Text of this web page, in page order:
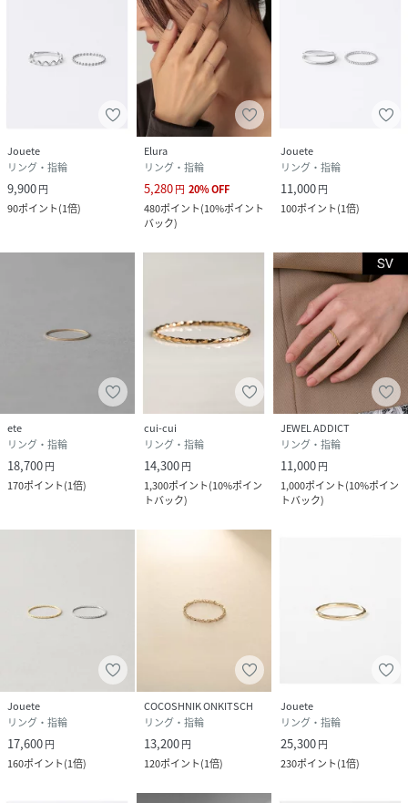
Jouete
リング・指輪
9,900円
90ポイント(1倍)
Elura
リング・指輪
5,280円 20%OFF
480ポイント(10%ポイント
バック)
Jouete
リング・指輪
11,000円
100ポイント(1倍)
ete
リング・指輪
18,700円
170ポイント(1倍)
cui-cui
リング・指輪
14,300円
1,300ポイント(10%ポイン
トバック)
JEWEL ADDICT
リング・指輪
11,000円
1,000ポイント(10%ポイン
トバック)
Jouete
リング・指輪
17,600円
160ポイント(1倍)
COCOSHNIK ONKITSCH
リング・指輪
13,200円
120ポイント(1倍)
Jouete
リング・指輪
25,300円
230ポイント(1倍)